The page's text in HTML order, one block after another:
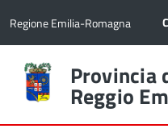
Regione Emilia-Romagna
Torna
alla
home
Provincia
Reggio